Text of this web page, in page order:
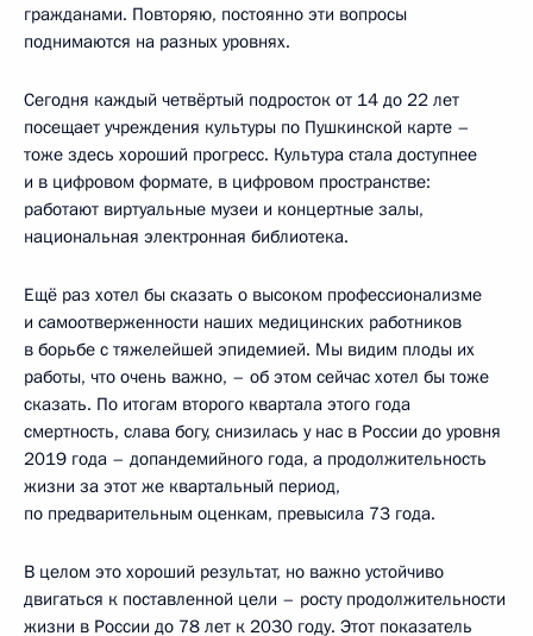
гражданами. Повторяю, постоянно эти вопросы
поднимаются на разных уровнях.
Сегодня каждый четвёртый подросток от 14 до 22 лет
посещает учреждения культуры по Пушкинской карте –
тоже здесь хороший прогресс. Культура стала доступнее
и в цифровом формате, в цифровом пространстве:
работают виртуальные музеи и концертные залы,
национальная электронная библиотека.
Ещё раз хотел бы сказать о высоком профессионализме
и самоотверженности наших медицинских работников
в борьбе с тяжелейшей эпидемией. Мы видим плоды их
работы, что очень важно, – об этом сейчас хотел бы тоже
сказать. По итогам второго квартала этого года
смертность, слава богу, снизилась у нас в России до уровня
2019 года – допандемийного года, а продолжительность
жизни за этот же квартальный период,
по предварительным оценкам, превысила 73 года.
В целом это хороший результат, но важно устойчиво
двигаться к поставленной цели – росту продолжительности
жизни в России до 78 лет к 2030 году. Этот показатель